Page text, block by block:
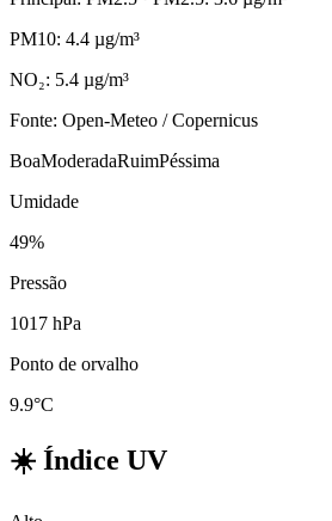
PM10: 4.4 µg/m³
NO₂: 5.4 µg/m³
Fonte: Open-Meteo / Copernicus
BoaModeradaRuimPéssima
Umidade
49%
Pressão
1017 hPa
Ponto de orvalho
9.9°C
☀️ Índice UV